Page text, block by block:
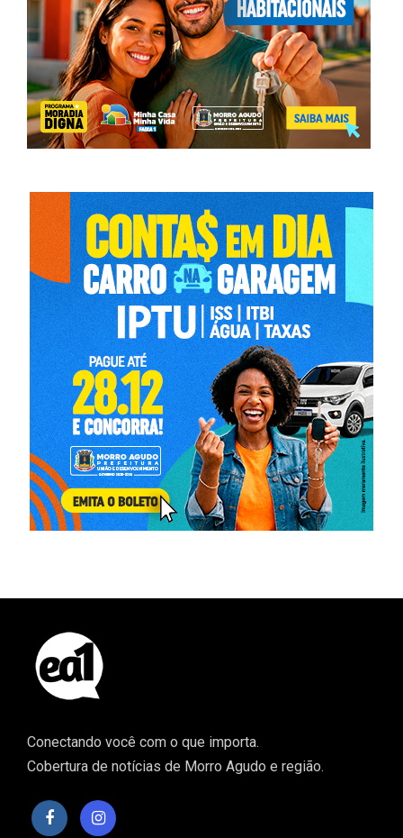
Conectando você com o que importa.
Cobertura de notícias de Morro Agudo e região.